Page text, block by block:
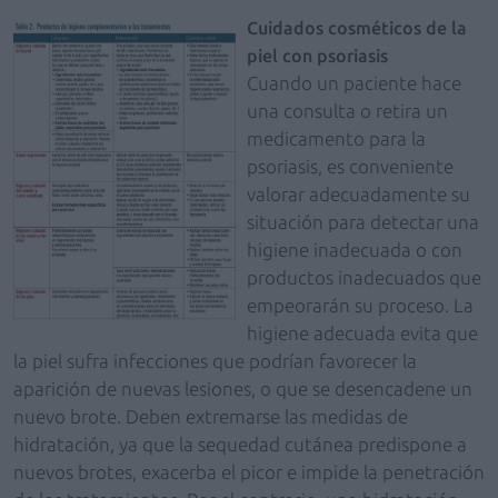
Cuidados cosméticos de la
piel con psoriasis
Cuando un paciente hace
una consulta o retira un
medicamento para la
psoriasis, es conveniente
valorar adecuadamente su
situación para detectar una
higiene inadecuada o con
productos inadecuados que
empeorarán su proceso. La
higiene adecuada evita que
la piel sufra infecciones que podrían favorecer la
aparición de nuevas lesiones, o que se desencadene un
nuevo brote. Deben extremarse las medidas de
hidratación, ya que la sequedad cutánea predispone a
nuevos brotes, exacerba el picor e impide la penetración